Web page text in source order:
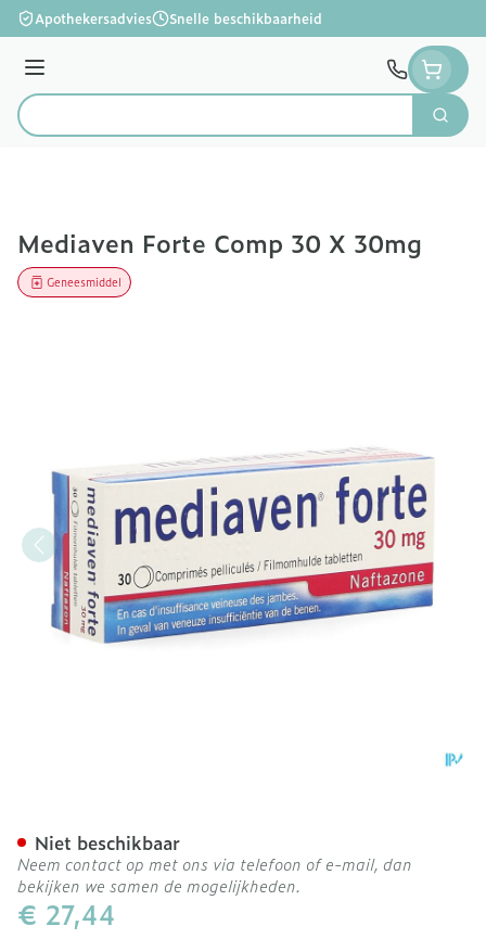
Ga naar de inhoud
Apothekersadvies Snelle beschikbaarheid
Menu
Product, merk, categorie...
Zoek
Mediaven Forte Comp 30 X 30mg
Geneesmiddel
€ 27,44
Niet beschikbaar
Neem contact op met ons via telefoon of e-mail, dan
bekijken we samen de mogelijkheden.